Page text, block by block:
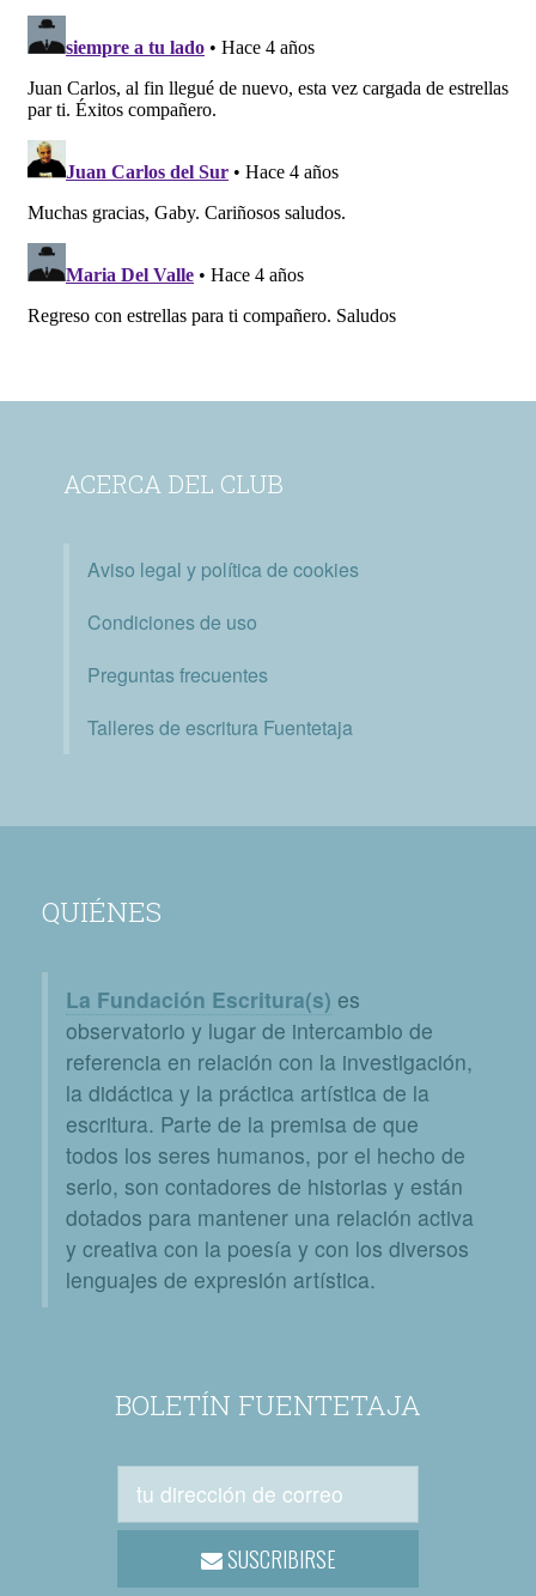
ACERCA DEL CLUB
Aviso legal y política de cookies
Condiciones de uso
Preguntas frecuentes
Talleres de escritura Fuentetaja
QUIÉNES
La Fundación Escritura(s) es
observatorio y lugar de intercambio de
referencia en relación con la investigación,
la didáctica y la práctica artística de la
escritura. Parte de la premisa de que
todos los seres humanos, por el hecho de
serlo, son contadores de historias y están
dotados para mantener una relación activa
y creativa con la poesía y con los diversos
lenguajes de expresión artística.
BOLETÍN FUENTETAJA
SUSCRIBIRSE